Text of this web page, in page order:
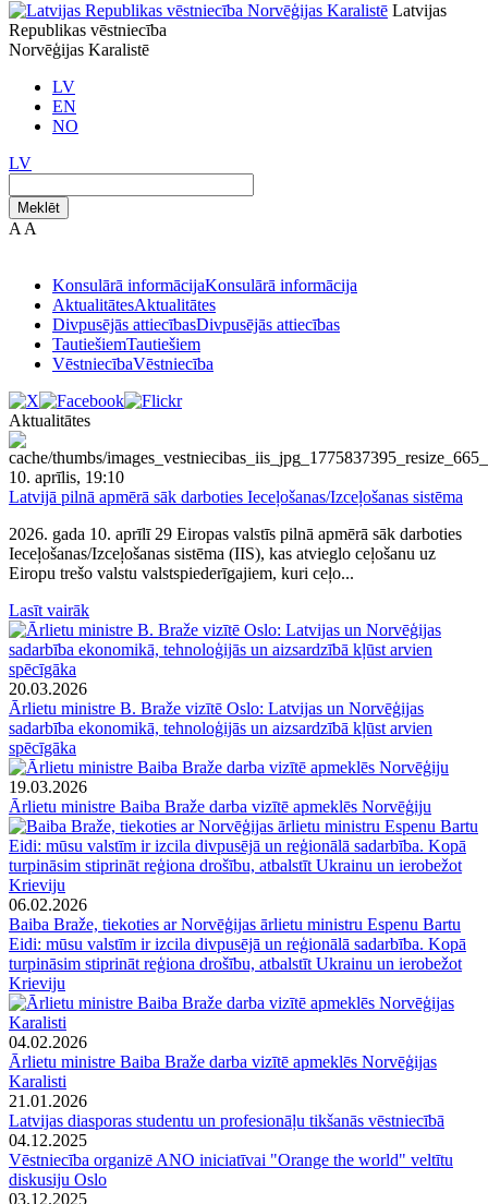
Latvijas
Republikas vēstniecība
Norvēģijas Karalistē
LV
EN
NO
LV
Meklēt
A A
Konsulārā informācijaKonsulārā informācija
AktualitātesAktualitātes
Divpusējās attiecībasDivpusējās attiecības
TautiešiemTautiešiem
VēstniecībaVēstniecība
Aktualitātes
10. aprīlis, 19:10
Latvijā pilnā apmērā sāk darboties Ieceļošanas/Izceļošanas sistēma
2026. gada 10. aprīlī 29 Eiropas valstīs pilnā apmērā sāk darboties
Ieceļošanas/Izceļošanas sistēma (IIS), kas atvieglo ceļošanu uz
Eiropu trešo valstu valstspiederīgajiem, kuri ceļo...
Lasīt vairāk
20.03.2026
Ārlietu ministre B. Braže vizītē Oslo: Latvijas un Norvēģijas
sadarbība ekonomikā, tehnoloģijās un aizsardzībā kļūst arvien
spēcīgāka
19.03.2026
Ārlietu ministre Baiba Braže darba vizītē apmeklēs Norvēģiju
06.02.2026
Baiba Braže, tiekoties ar Norvēģijas ārlietu ministru Espenu Bartu
Eidi: mūsu valstīm ir izcila divpusējā un reģionālā sadarbība. Kopā
turpināsim stiprināt reģiona drošību, atbalstīt Ukrainu un ierobežot
Krieviju
04.02.2026
Ārlietu ministre Baiba Braže darba vizītē apmeklēs Norvēģijas
Karalisti
21.01.2026
Latvijas diasporas studentu un profesionāļu tikšanās vēstniecībā
04.12.2025
Vēstniecība organizē ANO iniciatīvai "Orange the world" veltītu
diskusiju Oslo
03.12.2025